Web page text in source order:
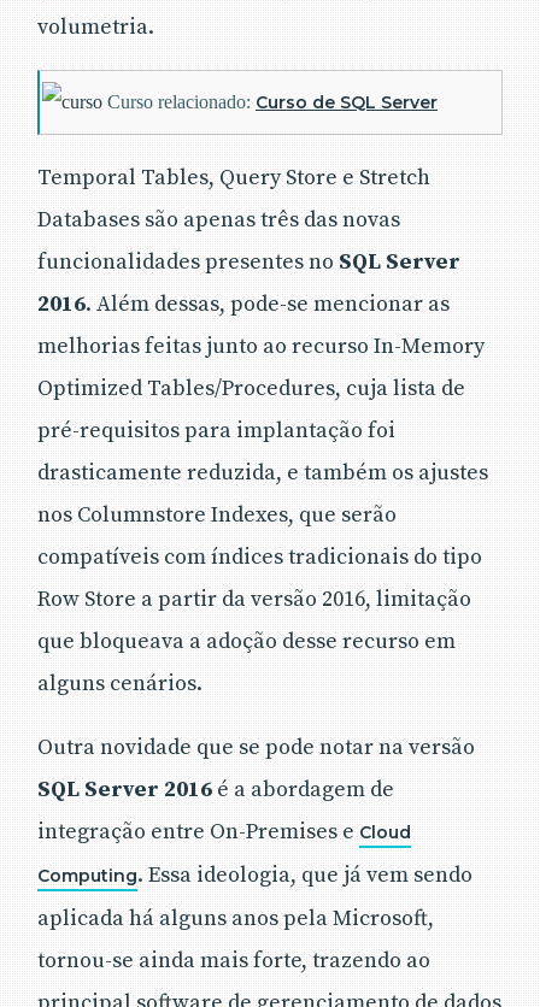
volumetria.
Curso relacionado: Curso de SQL Server
Temporal Tables, Query Store e Stretch
Databases são apenas três das novas
funcionalidades presentes no SQL Server
2016. Além dessas, pode-se mencionar as
melhorias feitas junto ao recurso In-Memory
Optimized Tables/Procedures, cuja lista de
pré-requisitos para implantação foi
drasticamente reduzida, e também os ajustes
nos Columnstore Indexes, que serão
compatíveis com índices tradicionais do tipo
Row Store a partir da versão 2016, limitação
que bloqueava a adoção desse recurso em
alguns cenários.
Outra novidade que se pode notar na versão
SQL Server 2016 é a abordagem de
integração entre On-Premises e Cloud
Computing. Essa ideologia, que já vem sendo
aplicada há alguns anos pela Microsoft,
tornou-se ainda mais forte, trazendo ao